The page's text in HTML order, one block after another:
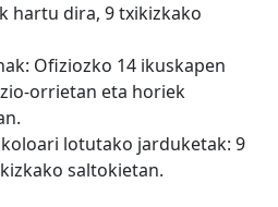
hartu dira, 9 txikizkako
Ofiziozko 14 ikuskapen
orrietan eta horiek
lotutako jarduketak: 9
saltokietan.